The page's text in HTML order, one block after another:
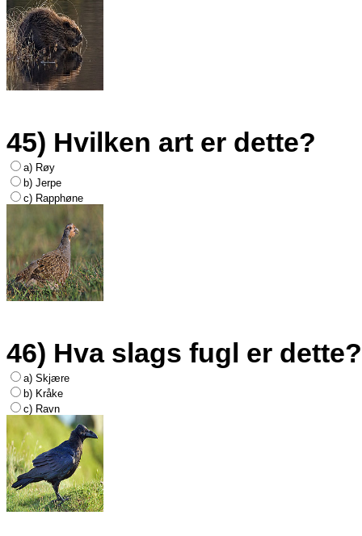
45) Hvilken art er dette?
a) Røy
b) Jerpe
c) Rapphøne
46) Hva slags fugl er dette?
a) Skjære
b) Kråke
c) Ravn